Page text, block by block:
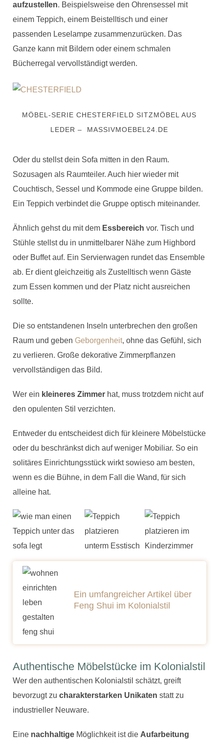
aufzustellen. Beispielsweise den Ohrensessel mit
einem Teppich, einem Beistelltisch und einer
passenden Leselampe zusammenzurücken. Das
Ganze kann mit Bildern oder einem schmalen
Bücherregal vervollständigt werden.
MÖBEL-SERIE CHESTERFIELD SITZMÖBEL AUS
LEDER – MASSIVMOEBEL24.DE
Oder du stellst dein Sofa mitten in den Raum.
Sozusagen als Raumteiler. Auch hier wieder mit
Couchtisch, Sessel und Kommode eine Gruppe bilden.
Ein Teppich verbindet die Gruppe optisch miteinander.
Ähnlich gehst du mit dem Essbereich vor. Tisch und
Stühle stellst du in unmittelbarer Nähe zum Highbord
oder Buffet auf. Ein Servierwagen rundet das Ensemble
ab. Er dient gleichzeitig als Zustelltisch wenn Gäste
zum Essen kommen und der Platz nicht ausreichen
sollte.
Die so entstandenen Inseln unterbrechen den großen
Raum und geben Geborgenheit, ohne das Gefühl, sich
zu verlieren. Große dekorative Zimmerpflanzen
vervollständigen das Bild.
Wer ein kleineres Zimmer hat, muss trotzdem nicht auf
den opulenten Stil verzichten.
Entweder du entscheidest dich für kleinere Möbelstücke
oder du beschränkst dich auf weniger Mobiliar. So ein
solitäres Einrichtungsstück wirkt sowieso am besten,
wenn es die Bühne, in dem Fall die Wand, für sich
alleine hat.
Ein umfangreicher Artikel über
Feng Shui im Kolonialstil
Authentische Möbelstücke im Kolonialstil
Wer den authentischen Kolonialstil schätzt, greift
bevorzugt zucharakterstarken Unikaten statt zu
industrieller Neuware.
Eine nachhaltige Möglichkeit ist die Aufarbeitung